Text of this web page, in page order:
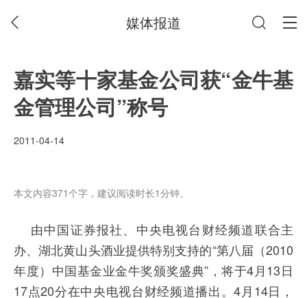
媒体报道
嘉实等十家基金公司获“金牛基
金管理公司”称号
2011-04-14
本文内容371个字，建议阅读时长1分钟。
由中国证券报社、中央电视台财经频道联合主
办、湖北黄山头酒业提供特别支持的“第八届（2010
年度）中国基金业金牛奖颁奖盛典”，将于4月13日
17点20分在中央电视台财经频道播出。4月14日，